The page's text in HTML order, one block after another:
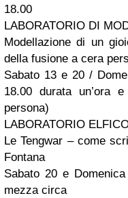
18.00
LABORATORIO DI
Modellazione di un
della fusione a cera
Sabato 13 e 20 /
18.00 durata un’ora
persona)
LABORATORIO
Le Tengwar – come
Fontana
Sabato 20 e
mezza circa